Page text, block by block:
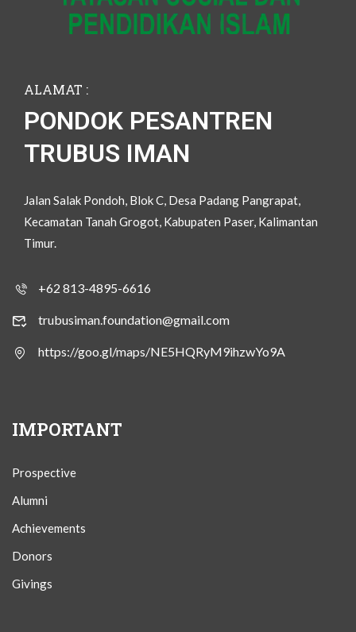
ALAMAT :
PONDOK PESANTREN
TRUBUS IMAN
Jalan Salak Pondoh, Blok C, Desa Padang Pangrapat,
Kecamatan Tanah Grogot, Kabupaten Paser, Kalimantan
Timur.
+62 813-4895-6616
trubusiman.foundation@gmail.com
https://goo.gl/maps/NE5HQRyM9ihzwYo9A
IMPORTANT
Prospective
Alumni
Achievements
Donors
Givings